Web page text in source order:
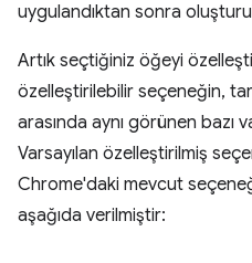
uygulandıktan sonra
Artık seçtiğiniz öğeyi
özelleştirilebilir seçeneğin,
arasında aynı görünen bazı
Varsayılan özelleştirilmiş
Chrome'daki mevcut
aşağıda verilmiştir: